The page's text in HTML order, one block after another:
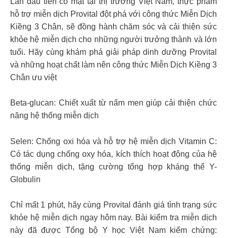
hỗ trợ miễn dịch Provital đột phá với công thức Miễn Dịch
Kiềng 3 Chân, sẽ đồng hành chăm sóc và cải thiện sức
khỏe hệ miễn dịch cho những người trưởng thành và lớn
tuổi. Hãy cùng khám phá giải pháp dinh dưỡng Provital
và những hoạt chất làm nên công thức Miễn Dịch Kiềng 3
Chân ưu việt
Beta-glucan: Chiết xuất từ nấm men giúp cải thiện chức
năng hệ thống miễn dịch
Selen: Chống oxi hóa và hỗ trợ hệ miễn dịch Vitamin C:
Có tác dụng chống oxy hóa, kích thích hoạt động của hệ
thống miễn dịch, tặng cường tổng hợp kháng thể Y-
Globulin
Chỉ mất 1 phút, hãy cùng Provital đánh giá tình trạng sức
khỏe hệ miễn dịch ngay hôm nay. Bài kiểm tra miễn dịch
này đã được Tổng bộ Y học Việt Nam kiểm chứng: